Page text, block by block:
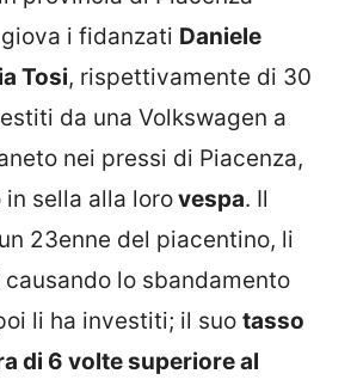
i fidanzati Daniele
Tosi, rispettivamente di 30
da una Volkswagen a
nei pressi di Piacenza,
in sella alla lorovespa. Il
23enne del piacentino, li
lo sbandamento
li ha investiti; il suo tasso
di 6 volte superiore al